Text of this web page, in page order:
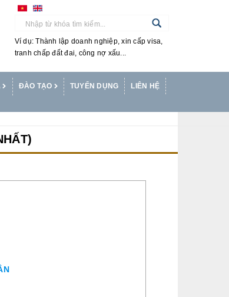
Ví dụ: Thành lập doanh nghiệp, xin cấp visa,
tranh chấp đất đai, công nợ xấu...
ĐÀO TẠO TUYỂN DỤNG LIÊN HỆ